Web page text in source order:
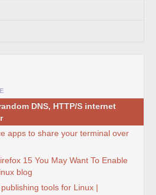
DNS, HTTP/S internet
apps to share your terminal over
15 You May Want To Enable
blog
tools for Linux |